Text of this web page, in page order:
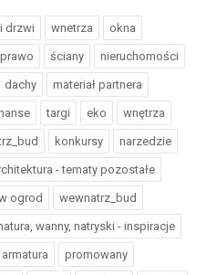
drzwi wnetrza okna
prawo ściany nieruchomości
dachy materiał partnera
targi eko wnętrza
konkursy narzedzie
- tematy pozostałe
ogrod wewnatrz_bud
wanny, natryski - inspiracje
armatura promowany